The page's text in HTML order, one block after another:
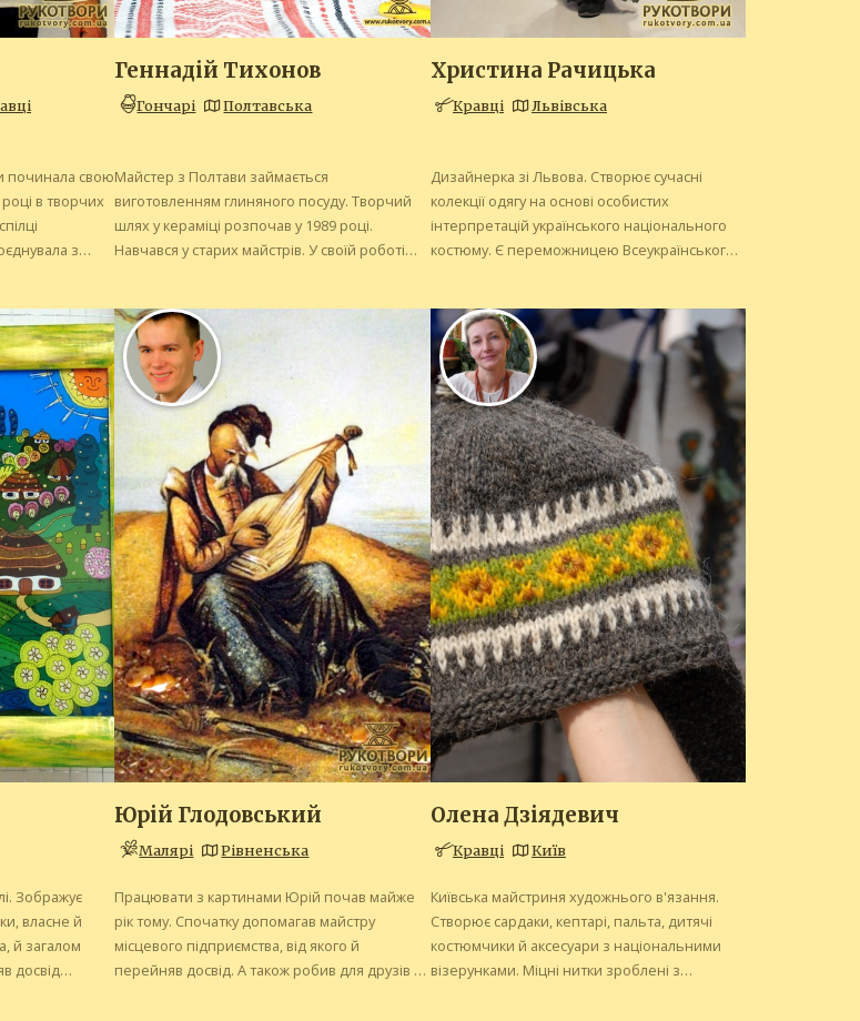
починала свою
в творчих
з
Геннадій Тихонов
Гончарі Полтавська
Майстер з Полтави займається
виготовленням глиняного посуду. Творчий
шлях у кераміці розпочав у 1989 році.
Навчався у старих майстрів. У своїй роботі
для своїх виробів.
Христина Рачицька
Кравці Львівська
Дизайнерка зі Львова. Створює сучасні
колекції одягу на основі особистих
інтерпретацій українського національного
костюму. Є переможницею Всеукраїнського
мого роду» за мотивами вишивки Поділля.
Зображує
власне й
й загалом
досвід
Юрій Глодовський
Малярі Рівненська
Працювати з картинами Юрій почав майже
рік тому. Спочатку допомагав майстру
місцевого підприємства, від якого й
перейняв досвід. А також робив для друзів та
Олена Дзіядевич
Кравці Київ
Київська майстриня художнього в'язання.
Створює сардаки, кептарі, пальта, дитячі
костюмчики й аксесуари з національними
візерунками. Міцні нитки зроблені з